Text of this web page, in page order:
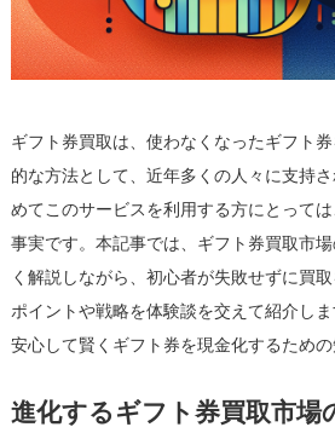
ギフト券買取は、使わなくなったギフト
的な方法として、近年多くの人々に支持
めてこのサービスを利用する方にとって
事実です。本記事では、ギフト券買取市
く解説しながら、初心者が失敗せずに買
ポイントや戦略を体験談を交えて紹介し
安心して賢くギフト券を現金化するための
進化するギフト券買取市場